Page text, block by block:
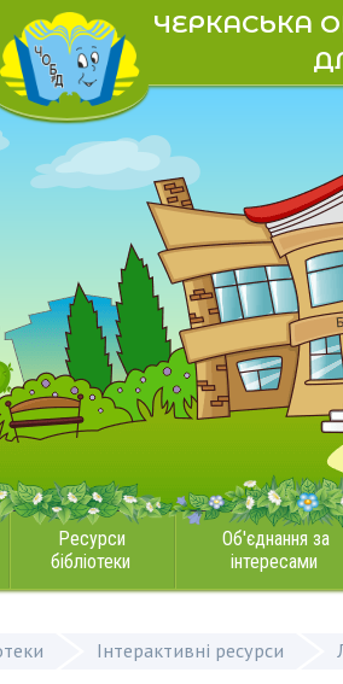
ЧЕРКАСЬКА
Ресурси
бібліотеки
Об'єднання за
інтересами
Інтерактивні ресурси